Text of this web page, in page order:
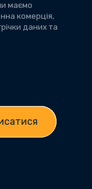
маємо
комерція,
даних та